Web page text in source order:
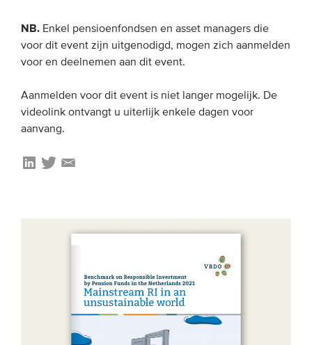
Opinie
Van de VBDO
Webinars
WIE WE ZIJN
Vereniging
NB. Enkel pensioenfondsen en asset managers die
voor dit event zijn uitgenodigd, mogen zich aanmelden
voor en deelnemen aan dit event.
Aanmelden voor dit event is niet langer mogelijk. De
videolink ontvangt u uiterlijk enkele dagen voor
aanvang.